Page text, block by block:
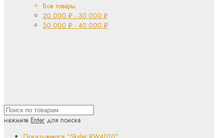
Все товары
20 000 ₽ - 30 000 ₽
30 000 ₽ - 40 000 ₽
нажмите Enter для поиска